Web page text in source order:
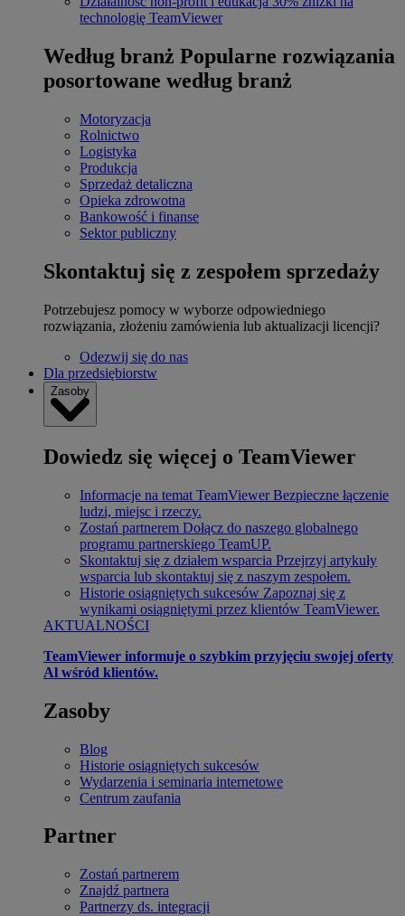
technologię TeamViewer
Według branż Popularne rozwiązania
posortowane według branż
Motoryzacja
Rolnictwo
Logistyka
Produkcja
Sprzedaż detaliczna
Opieka zdrowotna
Bankowość i finanse
Sektor publiczny
Skontaktuj się z zespołem sprzedaży
Potrzebujesz pomocy w wyborze odpowiedniego
rozwiązania, złożeniu zamówienia lub aktualizacji licencji?
Odezwij się do nas
Dla przedsiębiorstw
Zasoby
Dowiedz się więcej o TeamViewer
Informacje na temat TeamViewer Bezpieczne łączenie
ludzi, miejsc i rzeczy.
Zostań partnerem Dołącz do naszego globalnego
programu partnerskiego TeamUP.
Skontaktuj się z działem wsparcia Przejrzyj artykuły
wsparcia lub skontaktuj się z naszym zespołem.
Historie osiągniętych sukcesów Zapoznaj się z
wynikami osiągniętymi przez klientów TeamViewer.
AKTUALNOŚCI
TeamViewer informuje o szybkim przyjęciu swojej oferty
Al wśród klientów.
Zasoby
Blog
Historie osiągniętych sukcesów
Wydarzenia i seminaria internetowe
Centrum zaufania
Partner
Zostań partnerem
Znajdź partnera
Partnerzy ds. integracji